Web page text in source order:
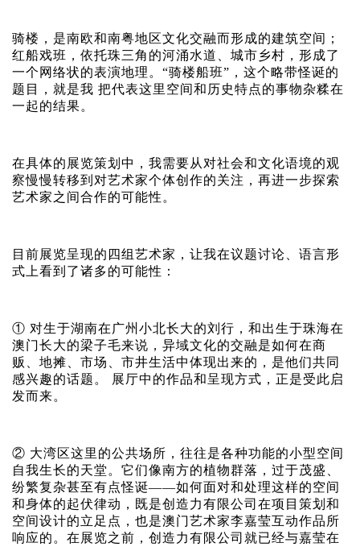
骑楼，是南欧和南粤地区文化交融而形成的建筑空间；
红船戏班，依托珠三角的河涌水道、城市乡村，形成了
一个网络状的表演地理。“骑楼船班”，这个略带怪诞的
题目，就是我 把代表这里空间和历史特点的事物杂糅在
一起的结果。
在具体的展览策划中，我需要从对社会和文化语境的观
察慢慢转移到对艺术家个体创作的关注，再进一步探索
艺术家之间合作的可能性。
目前展览呈现的四组艺术家，让我在议题讨论、语言形
式上看到了诸多的可能性：
① 对生于湖南在广州小北长大的刘行，和出生于珠海在
澳门长大的梁子毛来说，异域文化的交融是如何在商
贩、地摊、市场、市井生活中体现出来的，是他们共同
感兴趣的话题。 展厅中的作品和呈现方式，正是受此启
发而来。
② 大湾区这里的公共场所，往往是各种功能的小型空间
自我生长的天堂。它们像南方的植物群落，过于茂盛、
纷繁复杂甚至有点怪诞——如何面对和处理这样的空间
和身体的起伏律动，既是创造力有限公司在项目策划和
空间设计的立足点，也是澳门艺术家李嘉莹互动作品所
响应的。在展览之前，创造力有限公司就已经与嘉莹在